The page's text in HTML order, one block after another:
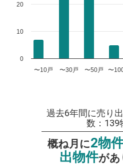
〜10戸 〜30戸 〜50戸 〜
0
10
20
過去6年間に売り
数：139
概ね月に2物
出物件があ